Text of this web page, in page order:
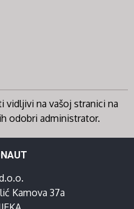
vidljivi na vašoj stranici na
odobri administrator.
Kamova 37a